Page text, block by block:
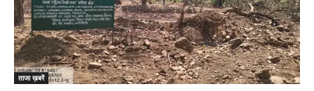
ताजा ख़बरें